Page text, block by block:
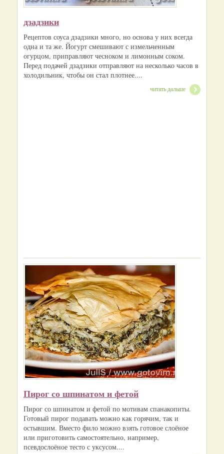
дзадзики
Рецептов соуса дзадзики много, но основа у них всегда
одна и та же. Йогурт смешивают с измельченным
огурцом, приправляют чесноком и лимонным соком.
Перед подачей дзадзики отправляют на несколько часов в
холодильник, чтобы он стал плотнее....
читать дальше
Пирог со шпинатом и фетой
Пирог со шпинатом и фетой по мотивам спанакопиты.
Готовый пирог подавать можно как горячим, так и
остывшим. Вместо фило можно взять готовое слоёное
или приготовить самостоятельно, например,
псевдослоёное тесто с уксусом....